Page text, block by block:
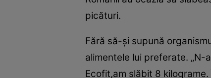
picături.
Fără să-şi supună
alimentele lui preferate.
Ecofit,am slăbit 8